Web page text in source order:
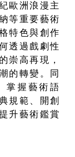
歐洲浪漫主
等重要藝術
特色與創作
透過戲劇性
崇高再現，
的轉變。同
掌握藝術語
規範、開創
升藝術鑑賞